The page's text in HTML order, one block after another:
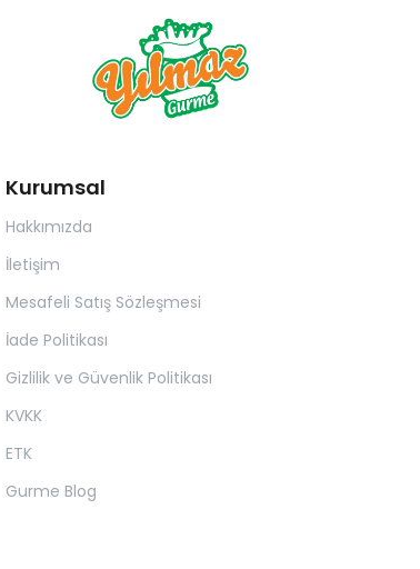
Kurumsal
Hakkımızda
İletişim
Mesafeli Satış Sözleşmesi
İade Politikası
Gizlilik ve Güvenlik Politikası
KVKK
ETK
Gurme Blog